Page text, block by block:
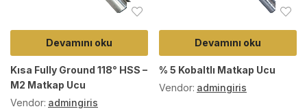
Devamını oku
Kısa Fully Ground 118° HSS –
M2 Matkap Ucu
Vendor: admingiris
Devamını oku
% 5 Kobaltlı Matkap Ucu
Vendor: admingiris